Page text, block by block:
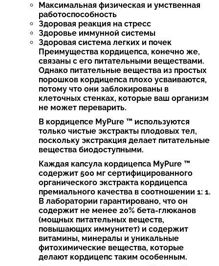
Максимальная физическая и умственная
работоспособность
Здоровая реакция на стресс
Здоровье иммунной системы
Здоровая система легких и почек
Преимущества кордицепса, конечно же,
связаны с его питательными веществами.
Однако питательные вещества из простых
порошков кордицепса плохо усваиваются,
потому что они заблокированы в
клеточных стенках, которые ваш организм
не может переварить.
В кордицепсе MyPure ™ используются
только чистые экстракты плодовых тел,
поскольку экстракция делает питательные
вещества биодоступными.
Каждая капсула кордицепса MyPure ™
содержит 500 мг сертифицированного
органического экстракта кордицепса
премиального качества в соотношении 1: 1.
В лаборатории гарантировано, что он
содержит не менее 20% бета-глюканов
(мощных питательных веществ,
повышающих иммунитет) и содержит
витамины, минералы и уникальные
фитохимические вещества, которые
делают кордицепс таким особенным.